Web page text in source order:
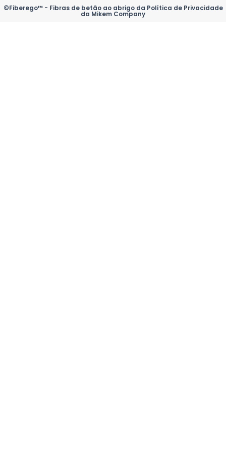
o d
i
b
e
k g
©Fiberego™ - Fibras de betão ao abrigo da Política de Privacidade
da Mikem Company